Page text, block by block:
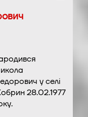
у селі
28.02.1977